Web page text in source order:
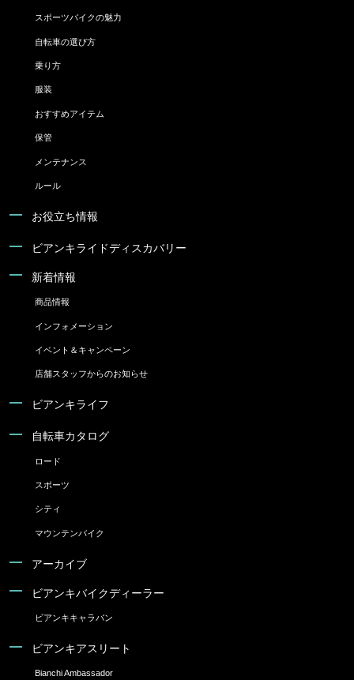
スポーツバイクの魅力
自転車の選び方
乗り方
服装
おすすめアイテム
保管
メンテナンス
ルール
お役立ち情報
ビアンキライドディスカバリー
新着情報
商品情報
インフォメーション
イベント＆キャンペーン
店舗スタッフからのお知らせ
ビアンキライフ
自転車カタログ
ロード
スポーツ
シティ
マウンテンバイク
アーカイブ
ビアンキバイクディーラー
ビアンキキャラバン
ビアンキアスリート
Bianchi Ambassador